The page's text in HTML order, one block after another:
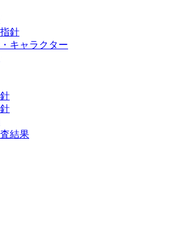
針
キャラクター
結果